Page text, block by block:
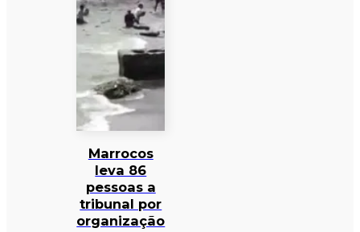
Marrocos
leva 86
pessoas a
tribunal por
organização